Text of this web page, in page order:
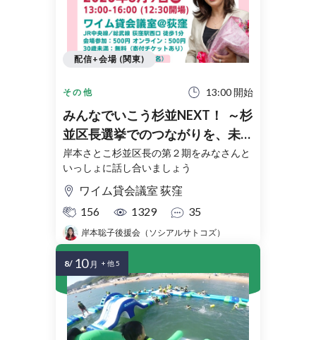
その他 13:00 開始
みんなでいこう杉並NEXT！ ～杉
並区長選挙でのつながりを、未来
へ～
岸本さとこ杉並区長の第２期をみなさんと
いっしょに話し合いましょう
ワイム貸会議室 荻窪
156
1329 35
岸本聡子後援会（ソシアルサトコズ）
配信+会場 (関東)
8/ 10 月 + 他 5